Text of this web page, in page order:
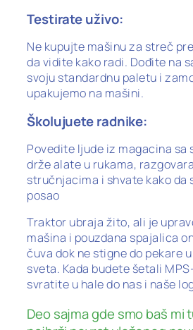
Testirate uživo:
Ne kupujte mašinu za streč
da vidite kako radi. Dođite na
svoju standardnu paletu i
upakujemo na mašini.
Školujuete radnike:
Povedite ljude iz magacina sa
drže alate u rukama,
stručnjacima i shvate kako da
posao
Traktor ubraja žito, ali je
mašina i pouzdana spajalica
čuva dok ne stigne do pekare
sveta. Kada budete šetali
svratite u hale do nas i naše
Deo sajma gde smo baš mi